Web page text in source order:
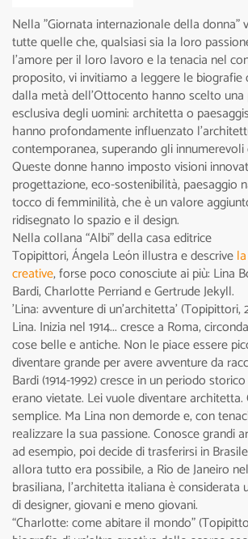
Nella "Giornata internazionale della donna"
tutte quelle che, qualsiasi sia la loro
l’amore per il loro lavoro e la tenacia nel
proposito, vi invitiamo a leggere le biografie
dalla metà dell’Ottocento hanno scelto
esclusiva degli uomini: architetta o
hanno profondamente influenzato
contemporanea, superando gli
Queste donne hanno imposto visioni
progettazione, eco-sostenibilità, paesaggio
tocco di femminilità, che è un valore
ridisegnato lo spazio e il design.
Nella collana “Albi” della casa editrice
Topipittori, Ángela León illustra e descrive
creative, forse poco conosciute ai più: Lina
Bardi, Charlotte Perriand e Gertrude Jekyll.
'Lina: avventure di un'architetta' (Topipittori,
Lina. Inizia nel 1914... cresce a Roma,
cose belle e antiche. Non le piace essere
diventare grande per avere avventure da
Bardi (1914-1992) cresce in un periodo
erano vietate. Lei vuole diventare architetta.
semplice. Ma Lina non demorde e, con
realizzare la sua passione. Conosce grandi
ad esempio, poi decide di trasferirsi in
allora tutto era possibile, a Rio de Janeiro
brasiliana, l’architetta italiana è considerata
di designer, giovani e meno giovani.
“Charlotte: come abitare il mondo”